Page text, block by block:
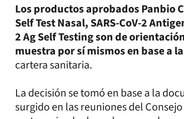
Los productos aprobados Panbio
Self Test Nasal, SARS-CoV-2
2 Ag Self Testing son de
muestra por sí mismos en base a
cartera sanitaria.
La decisión se tomó en base a la
surgido en las reuniones del